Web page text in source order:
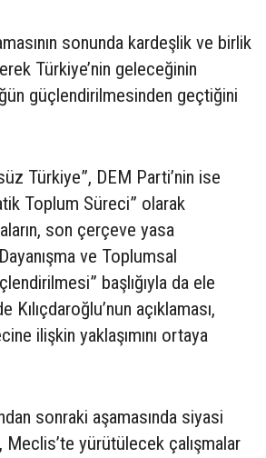
sonunda kardeşlik ve birlik
Türkiye’nin geleceğinin
güçlendirilmesinden geçtiğini
Türkiye”, DEM Parti’nin ise
Toplum Süreci” olarak
son çerçeve yasa
ve Toplumsal
başlığıyla da ele
Kılıçdaroğlu’nun açıklaması,
ilişkin yaklaşımını ortaya
sonraki aşamasında siyasi
Meclis’te yürütülecek çalışmalar